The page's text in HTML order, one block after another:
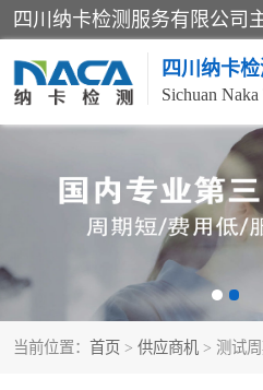
四川纳卡
Sichuan
当前位置： 首页 > 供应商机 > 测试
噪音检测
防护网检测
可靠性检测